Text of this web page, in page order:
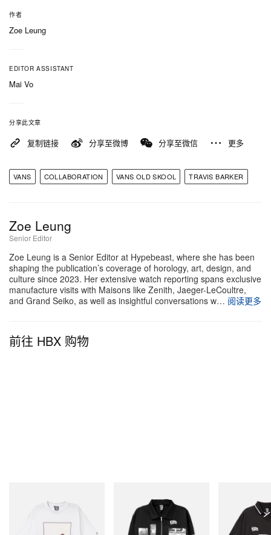
作者
Zoe Leung
EDITOR ASSISTANT
Mai Vo
分享此文章
复制链接 分享至微博 分享至微信 更多
VANS COLLABORATION VANS OLD SKOOL TRAVIS BARKER
Zoe Leung
Senior Editor
Zoe Leung is a Senior Editor at Hypebeast, where she has been
shaping the publication’s coverage of horology, art, design, and
culture since 2023. Her extensive watch reporting spans exclusive
manufacture visits with Maisons like Zenith, Jaeger-LeCoultre,
and Grand Seiko, as well as insightful conversations w… 阅读更多
前往 HBX 购物
Billionaire Boys Club X Initial
D Cotton T-Shirt 2
Billionaire Boys Club X Initial
D Cotton Jacket
立刻购入
Billionaire
D Game Shirt
立刻购入